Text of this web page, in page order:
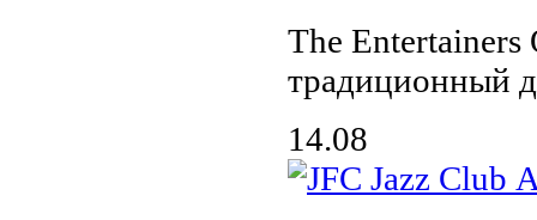
The Entertainers
традиционный
14.08